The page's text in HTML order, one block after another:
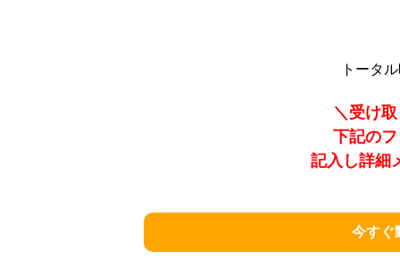
トータ
＼受け
下記の
記入し詳細
今すぐ